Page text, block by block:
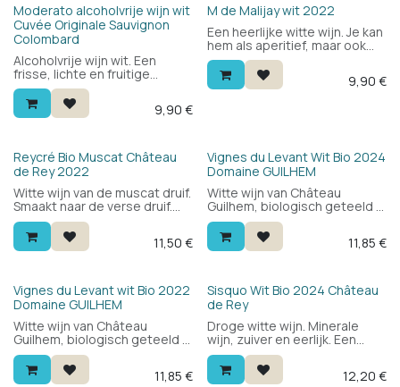
Moderato alcoholvrije wijn wit
Cuvée Originale Sauvignon
Colombard
Alcoholvrije wijn wit. Een
frisse, lichte en fruitige
alcoholvrije wijn die ook
smaakt naar wijn en druif.
Wordt geproduceerd als een
Druivensoorten Sauvignon
blanc en Colombard. Drink
hem aan 8°. Bevat weinig
calorieën.
9,90 €
HVE
M de Malijay wit 2022
Een heerlijke witte wijn. Je kan
hem als aperitief, maar ook
met brochttes, vis of wit
vlees.
9,90 €
Bio
Reycré Bio Muscat Château
de Rey 2022
Witte wijn van de muscat druif.
Smaakt naar de verse druif.
Ideaal als aperitief. Dit is een
demi sec wijn met een tikje
zoet. 11,50 €
Bio
Vignes du Levant Wit Bio 2024
Domaine GUILHEM
Witte wijn van Château
Guilhem, biologisch geteeld in
de Languedoc. Hoofdzakelijk
sauvignon blanc: fris en rond
met citrus, witte bloemen en
als "Prestige".
11,85 €
Bio
Vignes du Levant wit Bio 2022
Domaine GUILHEM
Witte wijn van Château
Guilhem, biologisch geteeld in
de Languedoc. Hoofdzakelijk
sauvignon blanc: fris en rond
met citrus, witte bloemen en
11,85 €
Bio
Sisquo Wit Bio 2024 Château
de Rey
Droge witte wijn. Minerale
wijn, zuiver en eerlijk. Een
witte wijn voor elke dag. Drink
hem bij alle visgerechten of
als aperitief. 12,20 €